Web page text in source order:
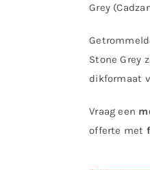
Grey
Stone Grey
dikformaat
Vraag een
offerte met